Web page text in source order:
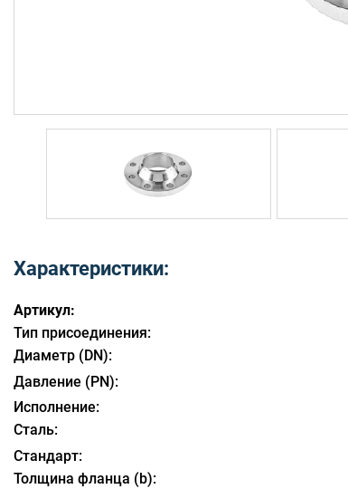
Характеристики:
Артикул:
Тип присоединения:
Диаметр (DN):
Давление (PN):
Исполнение:
Сталь:
Стандарт:
Толщина фланца (b):